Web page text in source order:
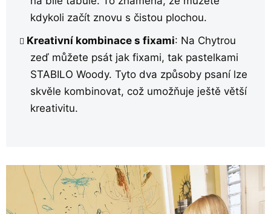
kdykoli začít znovu s čistou plochou.
Kreativní kombinace s fixami: Na Chytrou
zeď můžete psát jak fixami, tak pastelkami
STABILO Woody. Tyto dva způsoby psaní lze
skvěle kombinovat, což umožňuje ještě větší
kreativitu.